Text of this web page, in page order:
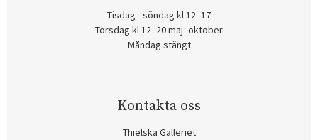
Tisdag– söndag kl 12–17
Torsdag kl 12–20 maj–oktober
Måndag stängt
Kontakta oss
Thielska Galleriet